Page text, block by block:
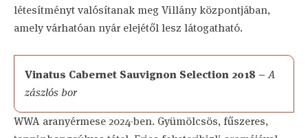
létesítményt valósítanak meg Villány központjában,
amely várhatóan nyár elejétől lesz látogatható.
Vinatus Cabernet Sauvignon Selection 2018 –A
zászlós bor
WWA aranyérmese 2024-ben. Gyümölcsös, fűszeres,